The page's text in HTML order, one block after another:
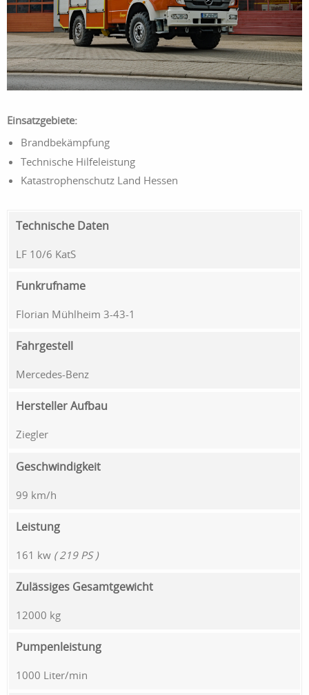
Einsatzgebiete:
Brandbekämpfung
Technische Hilfeleistung
Katastrophenschutz Land Hessen
Technische Daten
LF 10/6 KatS
Funkrufname
Florian Mühlheim 3-43-1
Fahrgestell
Mercedes-Benz
Hersteller Aufbau
Ziegler
Geschwindigkeit
99 km/h
Leistung
161 kw ( 219 PS )
Zulässiges Gesamtgewicht
12000 kg
Pumpenleistung
1000 Liter/min